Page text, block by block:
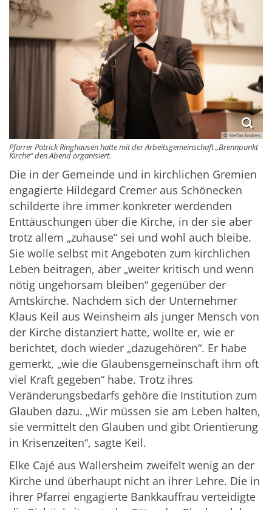
© Stefan Endres
Pfarrer Patrick Ringhausen hatte mit der Arbeitsgemeinschaft „Brennpunkt
Kirche“ den Abend organisiert.
Die in der Gemeinde und in kirchlichen Gremien
engagierte Hildegard Cremer aus Schönecken
schilderte ihre immer konkreter werdenden
Enttäuschungen über die Kirche, in der sie aber
trotz allem „zuhause“ sei und wohl auch bleibe.
Sie wolle selbst mit Angeboten zum kirchlichen
Leben beitragen, aber „weiter kritisch und wenn
nötig ungehorsam bleiben“ gegenüber der
Amtskirche. Nachdem sich der Unternehmer
Klaus Keil aus Weinsheim als junger Mensch von
der Kirche distanziert hatte, wollte er, wie er
berichtet, doch wieder „dazugehören“. Er habe
gemerkt, „wie die Glaubensgemeinschaft ihm oft
viel Kraft gegeben“ habe. Trotz ihres
Veränderungsbedarfs gehöre die Institution zum
Glauben dazu. „Wir müssen sie am Leben halten,
sie vermittelt den Glauben und gibt Orientierung
in Krisenzeiten“, sagte Keil.
Elke Cajé aus Wallersheim zweifelt wenig an der
Kirche und überhaupt nicht an ihrer Lehre. Die in
ihrer Pfarrei engagierte Bankkauffrau verteidigte